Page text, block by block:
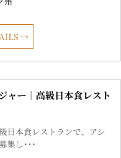
ャー｜高級日本食レスト
日本食レストランで、アシ
集し･･･